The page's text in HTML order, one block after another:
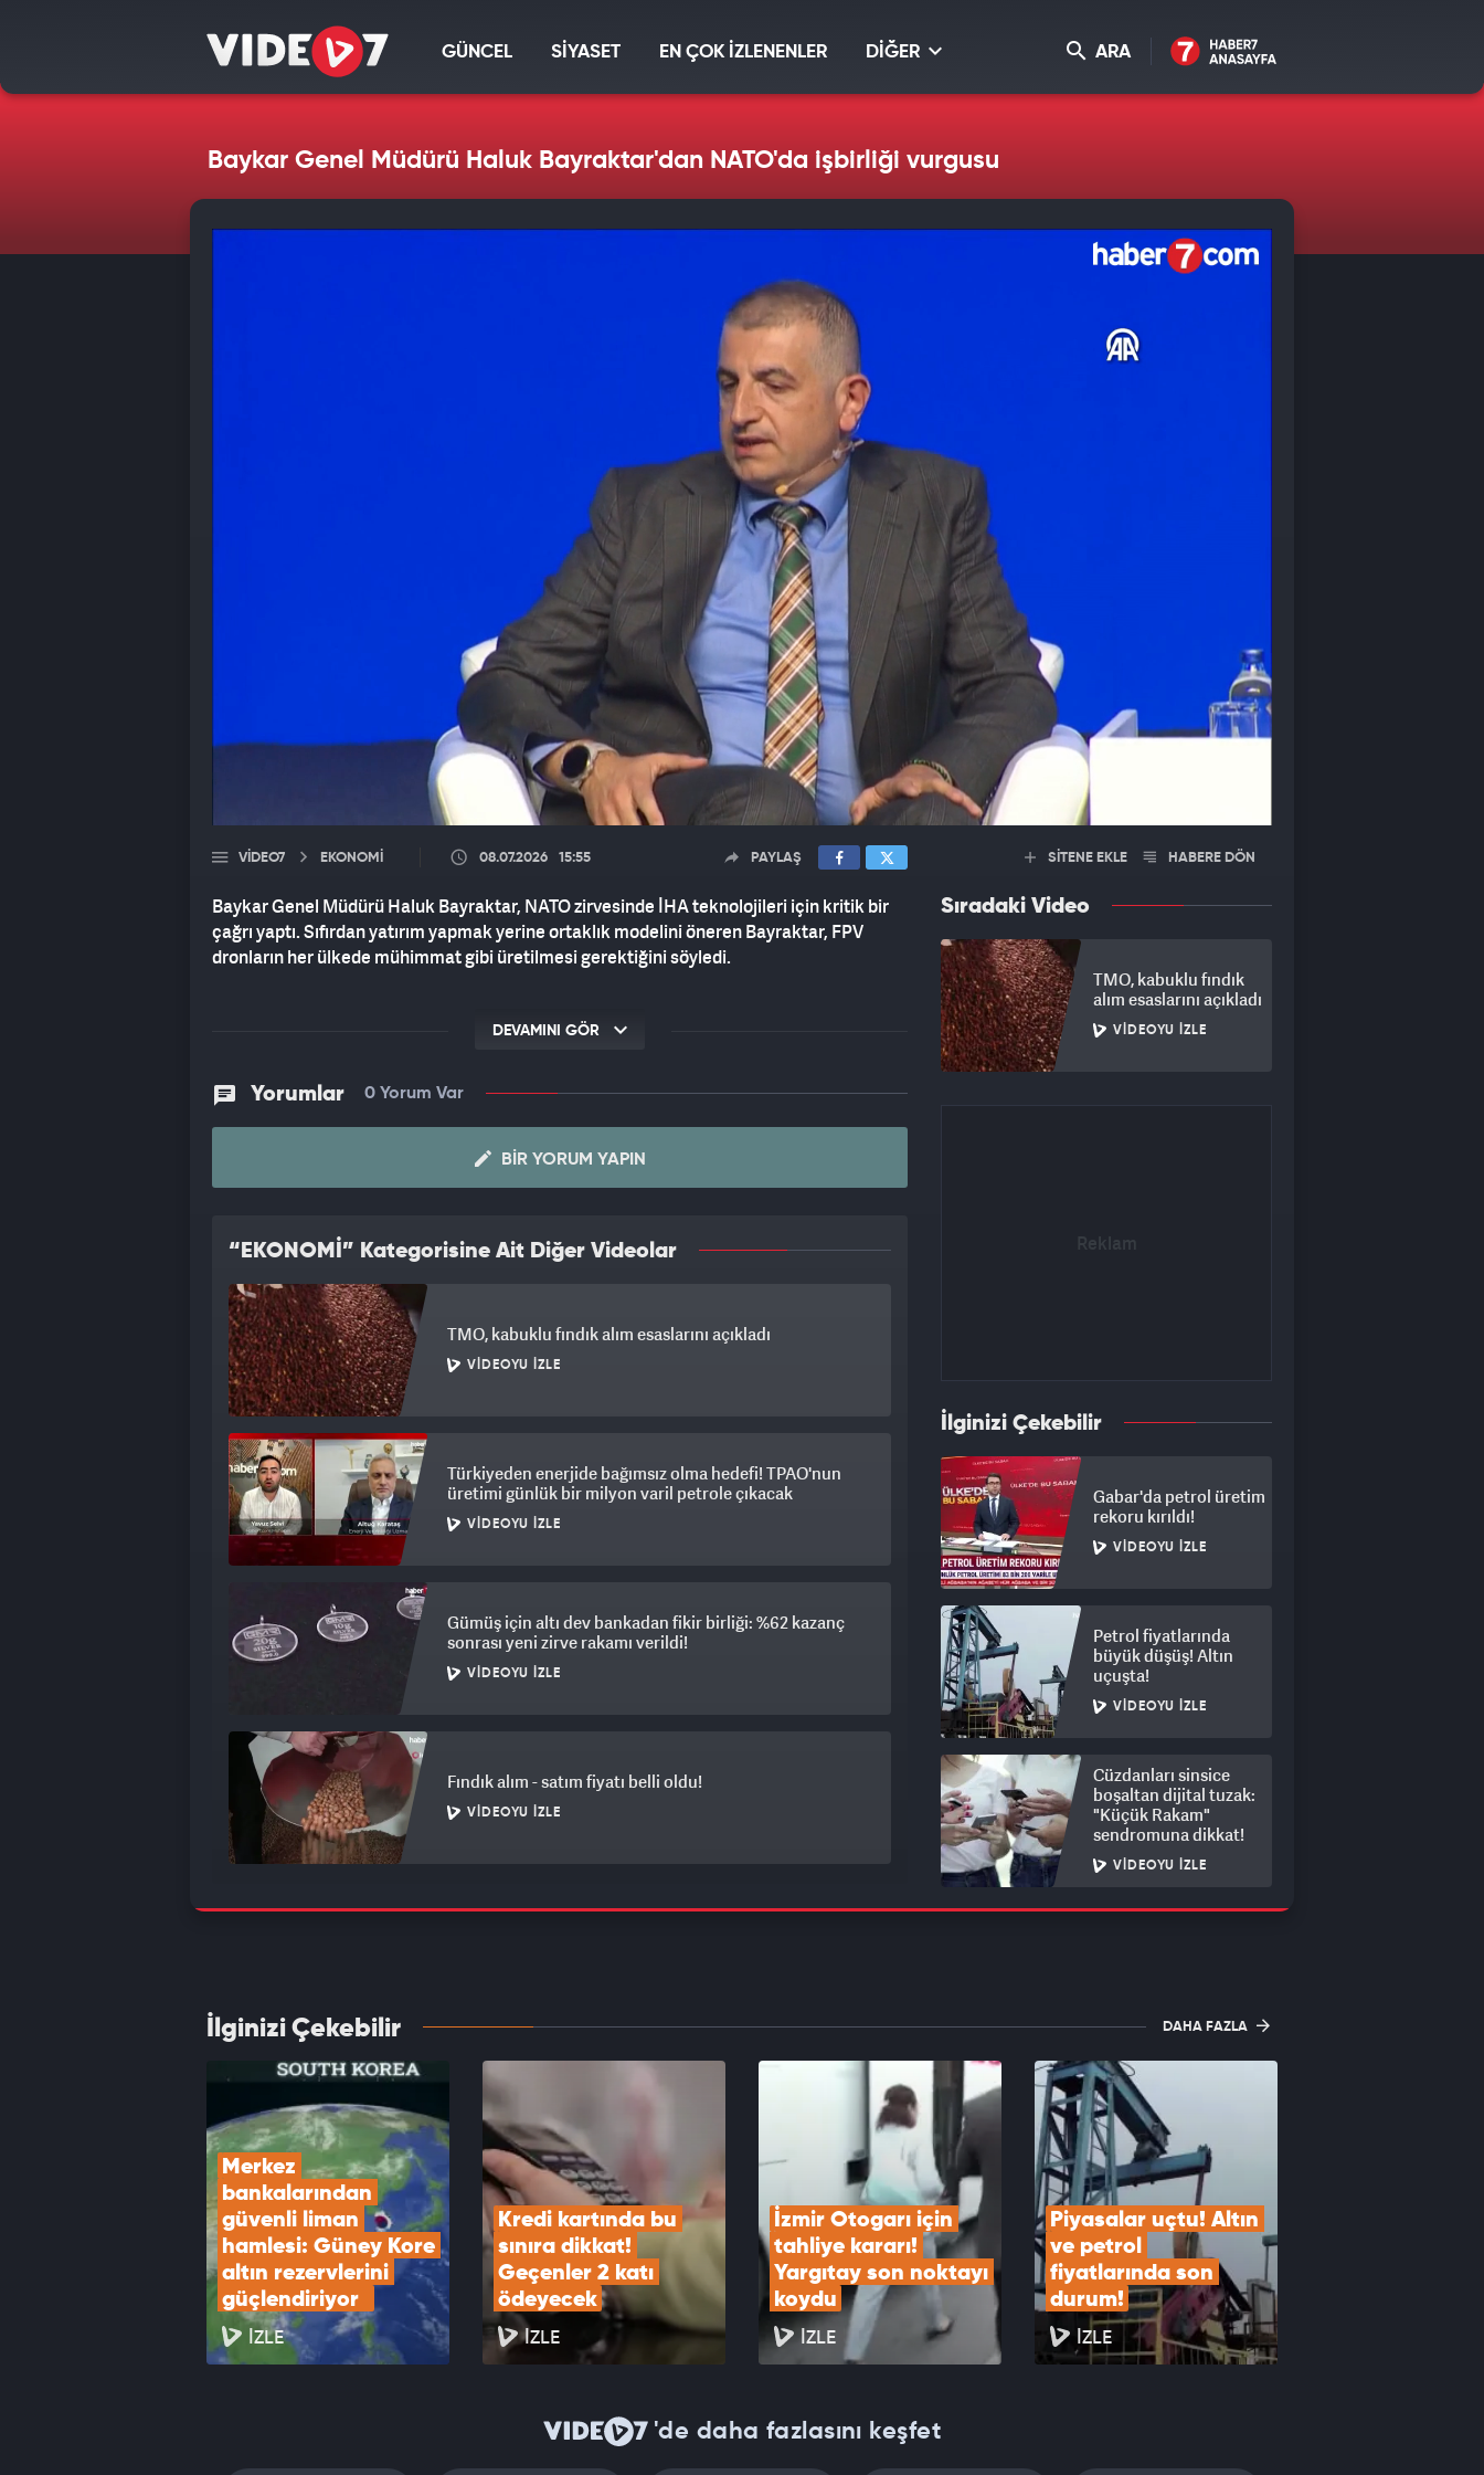
GÜNCEL SİYASET EN ÇOK İZLENENLER DİĞER ARA
Baykar Genel Müdürü Haluk Bayraktar'dan NATO'da işbirliği vurgusu
VIDEO7 EKONOMİ 08.07.2026 15:55 PAYLAŞ
Baykar Genel Müdürü Haluk Bayraktar, NATO zirvesinde İHA teknolojileri için kritik bir
çağrı yaptı. Sıfırdan yatırım yapmak yerine ortaklık modelini öneren Bayraktar, FPV
dronların her ülkede mühimmat gibi üretilmesi gerektiğini söyledi.
DEVAMINI GÖR
Yorumlar 0 Yorum Var
BIR YORUM YAPIN
“EKONOMİ” Kategorisine Ait Diğer Videolar
TMO, kabuklu fındık alım esaslarını açıkladı
VIDEOYU İZLE
Türkiyeden enerjide bağımsız olma hedefi! TPAO'nun
üretimi günlük bir milyon varil petrole çıkacak
VIDEOYU İZLE
Gümüş için altı dev bankadan fikir birliği: %62 kazanç
sonrası yeni zirve rakamı verildi!
VIDEOYU İZLE
Fındık alım - satım fiyatı belli oldu!
VIDEOYU İZLE
Kredi kartları "maaş" gibi kullanılıyor! Buna çok dikkat
VIDEOYU İZLE
SİTENE EKLE HABERE DÖN
Sıradaki Video
TMO, kabuklu fındık
alım esaslarını açıkladı
VIDEOYU İZLE
İlginizi Çekebilir
Gabar'da petrol üretim
rekoru kırıldı!
VIDEOYU İZLE
Petrol fiyatlarında
büyük düşüş! Altın
uçuşta!
VIDEOYU İZLE
Cüzdanları sinsice
boşaltan dijital tuzak:
"Küçük Rakam"
sendromuna dikkat!
VIDEOYU İZLE
İlginizi Çekebilir DAHA FAZLA
Merkez
bankalarından
güvenli liman
hamlesi: Güney Kore
altın rezervlerini
güçlendiriyor
İZLE
Kredi kartında bu
sınıra dikkat!
Geçenler 2 katı
ödeyecek
İZLE
İzmir Otogarı için
tahliye kararı!
Yargıtay son noktayı
koydu
İZLE
Piyasalar uçtu! Altın
ve petrol
fiyatlarında son
durum!
İZLE
'de daha fazlasını keşfet